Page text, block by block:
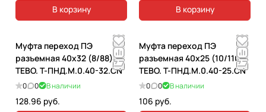
В корзину
В корзину
Муфта переход ПЭ
разъемная 40х32 (8/88)
ТЕВО. T-ПНД.М.0.40-32.CN
0 0 В наличии
128.96 руб.
Муфта переход ПЭ
разъемная 40х25 (10/110)
ТЕВО. T-ПНД.М.0.40-25.CN
0 0 В наличии
106 руб.